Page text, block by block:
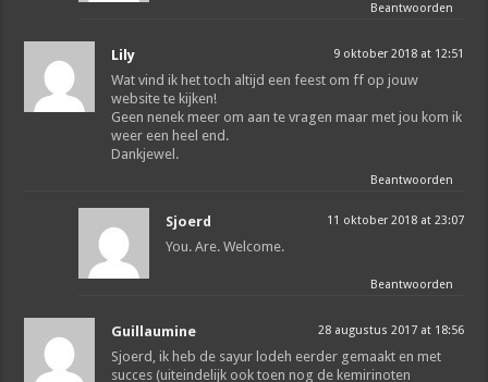
Beantwoorden
Lily 9 oktober 2018 at 12:51
Wat vind ik het toch altijd een feest om ff op jouw
website te kijken!
Geen nenek meer om aan te vragen maar met jou kom ik
weer een heel end.
Dankjewel.
Beantwoorden
Sjoerd 11 oktober 2018 at 23:07
You. Are. Welcome.
Beantwoorden
Guillaumine 28 augustus 2017 at 18:56
Sjoerd, ik heb de sayur lodeh eerder gemaakt en met
succes (uiteindelijk ook toen nog de kemirinoten